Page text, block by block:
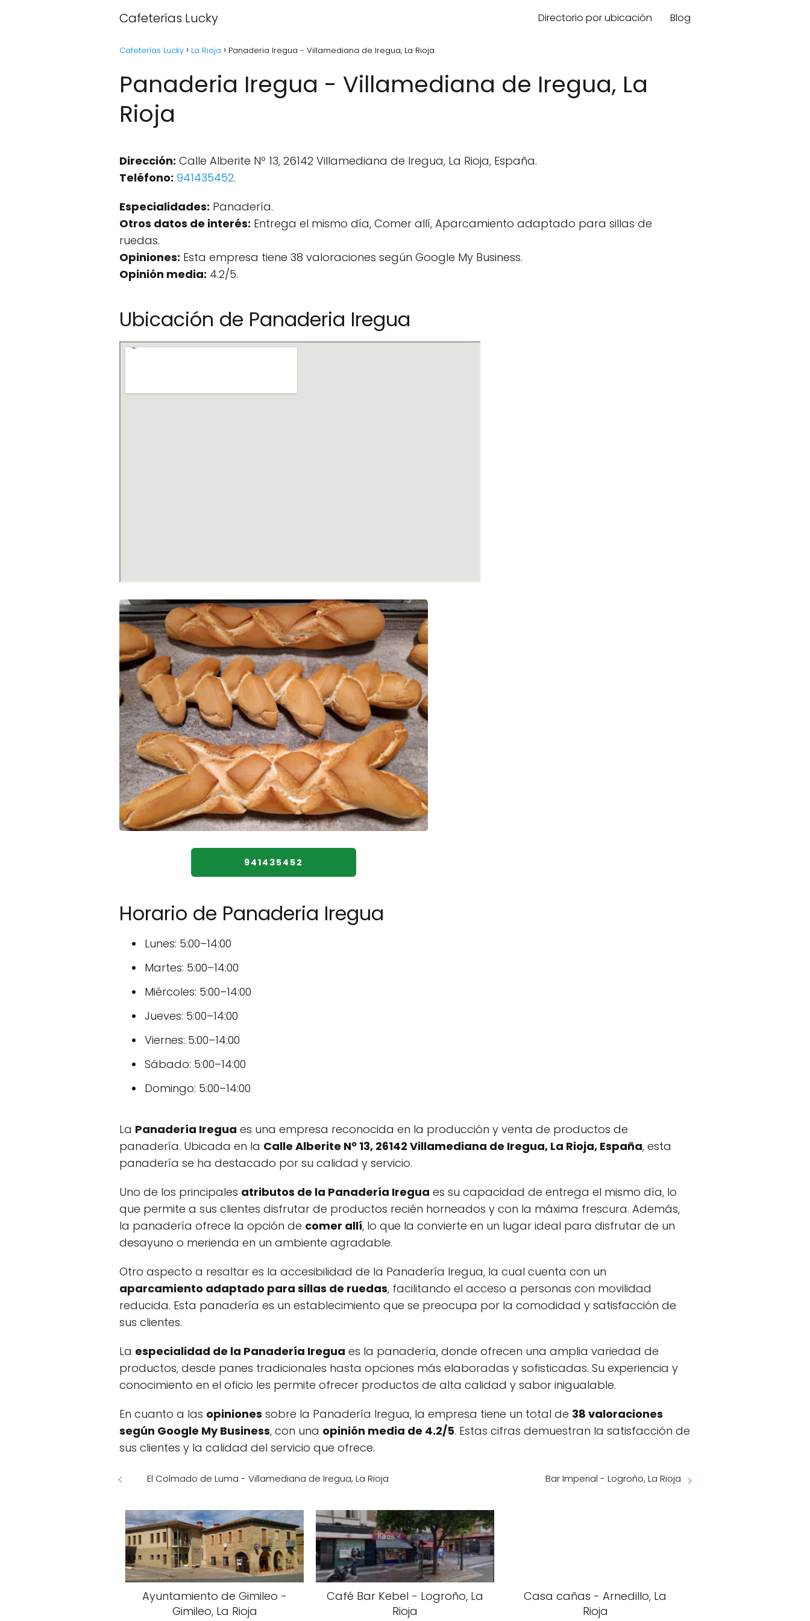
Cafeterías Lucky Directorio por ubicación Blog
Cafeterías Lucky La Rioja Panaderia Iregua - Villamediana de Iregua, La Rioja
Panaderia Iregua - Villamediana de Iregua, La
Rioja
Dirección: Calle Alberite Nº 13, 26142 Villamediana de Iregua, La Rioja, España.
Teléfono: 941435452.
Especialidades: Panadería.
Otros datos de interés: Entrega el mismo día, Comer allí, Aparcamiento adaptado para sillas de
ruedas.
Opiniones: Esta empresa tiene 38 valoraciones según Google My Business.
Opinión media: 4.2/5.
Ubicación de Panaderia Iregua
941435452
Horario de Panaderia Iregua
Lunes: 5:00–14:00
Martes: 5:00–14:00
Miércoles: 5:00–14:00
Jueves: 5:00–14:00
Viernes: 5:00–14:00
Sábado: 5:00–14:00
Domingo: 5:00–14:00
La Panadería Iregua es una empresa reconocida en la producción y venta de productos de
panadería. Ubicada en la Calle Alberite Nº 13, 26142 Villamediana de Iregua, La Rioja, España, esta
panadería se ha destacado por su calidad y servicio.
Uno de los principales atributos de la Panadería Iregua es su capacidad de entrega el mismo día, lo
que permite a sus clientes disfrutar de productos recién horneados y con la máxima frescura. Además,
la panadería ofrece la opción de comer allí, lo que la convierte en un lugar ideal para disfrutar de un
desayuno o merienda en un ambiente agradable.
Otro aspecto a resaltar es la accesibilidad de la Panadería Iregua, la cual cuenta con un
aparcamiento adaptado para sillas de ruedas, facilitando el acceso a personas con movilidad
reducida. Esta panadería es un establecimiento que se preocupa por la comodidad y satisfacción de
sus clientes.
La especialidad de la Panadería Iregua es la panadería, donde ofrecen una amplia variedad de
productos, desde panes tradicionales hasta opciones más elaboradas y sofisticadas. Su experiencia y
conocimiento en el oficio les permite ofrecer productos de alta calidad y sabor inigualable.
En cuanto a las opiniones sobre la Panadería Iregua, la empresa tiene un total de 38 valoraciones
según Google My Business, con una opinión media de 4.2/5. Estas cifras demuestran la satisfacción de
sus clientes y la calidad del servicio que ofrece.
El Colmado de Luma - Villamediana de Iregua, La Rioja Bar Imperial - Logroño, La Rioja
Ayuntamiento de Gimileo -
Gimileo, La Rioja
Café Bar Kebel - Logroño, La
Rioja
Casa cañas - Arnedillo, La
Rioja